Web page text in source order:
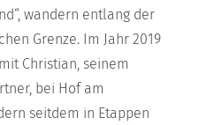
wandern entlang der
Grenze. Im Jahr 2019
Christian, seinem
bei Hof am
seitdem in Etappen